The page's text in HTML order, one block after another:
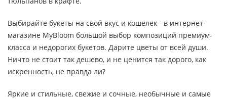
Выбирайте букеты на свой вкус и кошелек - в интернет-
магазине MyBloom большой выбор композиций премиум-
класса и недорогих букетов. Дарите цветы от всей души.
Ничто не стоит так дешево, и не ценится так дорого, как
искренность, не правда ли?
Яркие и стильные, свежие и сочные, необычные и самые